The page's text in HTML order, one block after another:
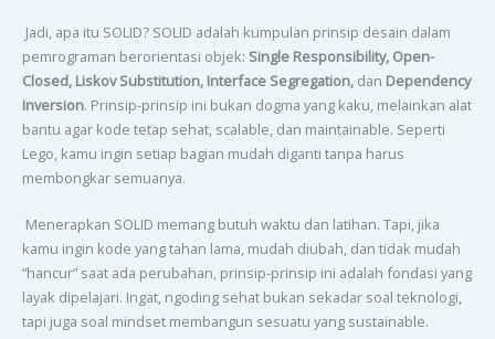
Jadi, apa itu SOLID? SOLID adalah kumpulan prinsip desain dalam
pemrograman berorientasi objek: Single Responsibility, Open-
Closed, Liskov Substitution, Interface Segregation,dan Dependency
Inversion. Prinsip-prinsip ini bukan dogma yang kaku, melainkan alat
bantu agar kode tetap sehat, scalable, dan maintainable. Seperti
Lego, kamu ingin setiap bagian mudah diganti tanpa harus
membongkar semuanya.
Menerapkan SOLID memang butuh waktu dan latihan. Tapi, jika
kamu ingin kode yang tahan lama, mudah diubah, dan tidak mudah
“hancur” saat ada perubahan, prinsip-prinsip ini adalah fondasi yang
layak dipelajari. Ingat, ngoding sehat bukan sekadar soal teknologi,
tapi juga soal mindset membangun sesuatu yang sustainable.